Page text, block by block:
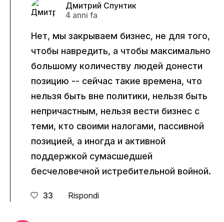
Дмитрий Спунтик
4 anni fa
Нет, мы закрываем бизнес, не для того,
чтобы навредить, а чтобы максимально
большому количеству людей донести
позицию -- сейчас такие времена, что
нельзя быть вне политики, нельзя быть
непричастным, нельзя вести бизнес с
теми, кто своими налогами, пассивной
позицией, а иногда и активной
поддержкой сумасшедшей
бесчеловечной истребительной войной.
33 Rispondi